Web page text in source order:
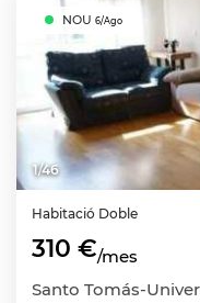
1/46
NOU 6/Ago
Habitació Doble
310 €/mes
Santo Tomás-